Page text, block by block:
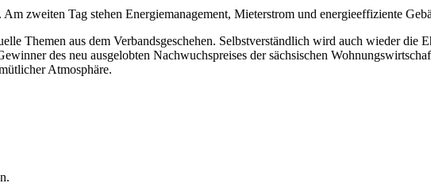
zweiten Tag stehen Energiemanagement, Mieterstrom und energieeffiziente
Themen aus dem Verbandsgeschehen. Selbstverständlich wird auch wieder die
des neu ausgelobten Nachwuchspreises der sächsischen
Atmosphäre.